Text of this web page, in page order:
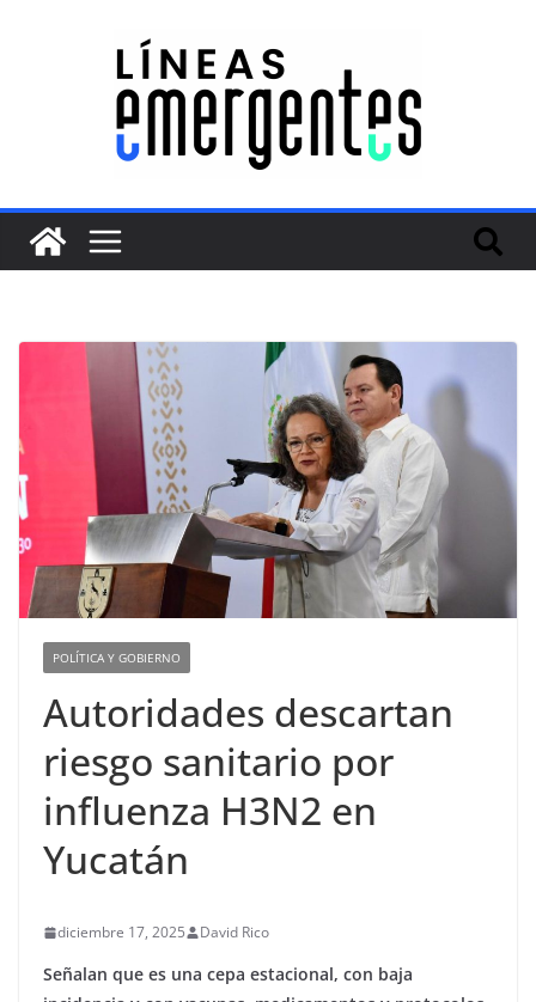
POLÍTICA Y GOBIERNO
Autoridades descartan
riesgo sanitario por
influenza H3N2 en
Yucatán
diciembre 17, 2025 David Rico
Señalan que es una cepa estacional, con baja